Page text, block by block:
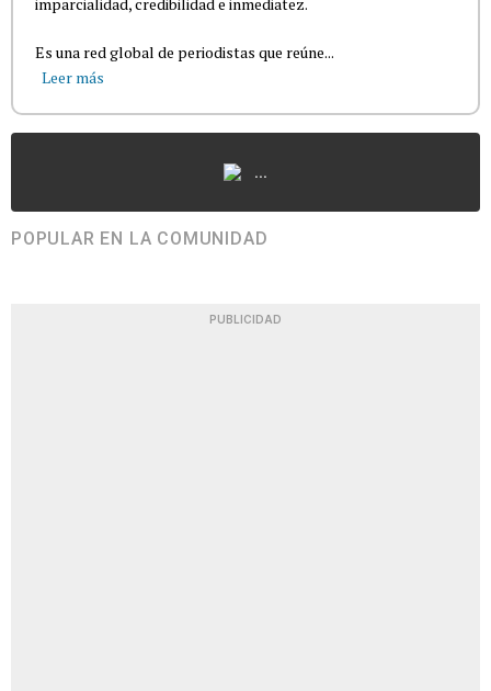
Es una red global de periodistas que reúne...
Leer más
...
POPULAR EN LA COMUNIDAD
PUBLICIDAD